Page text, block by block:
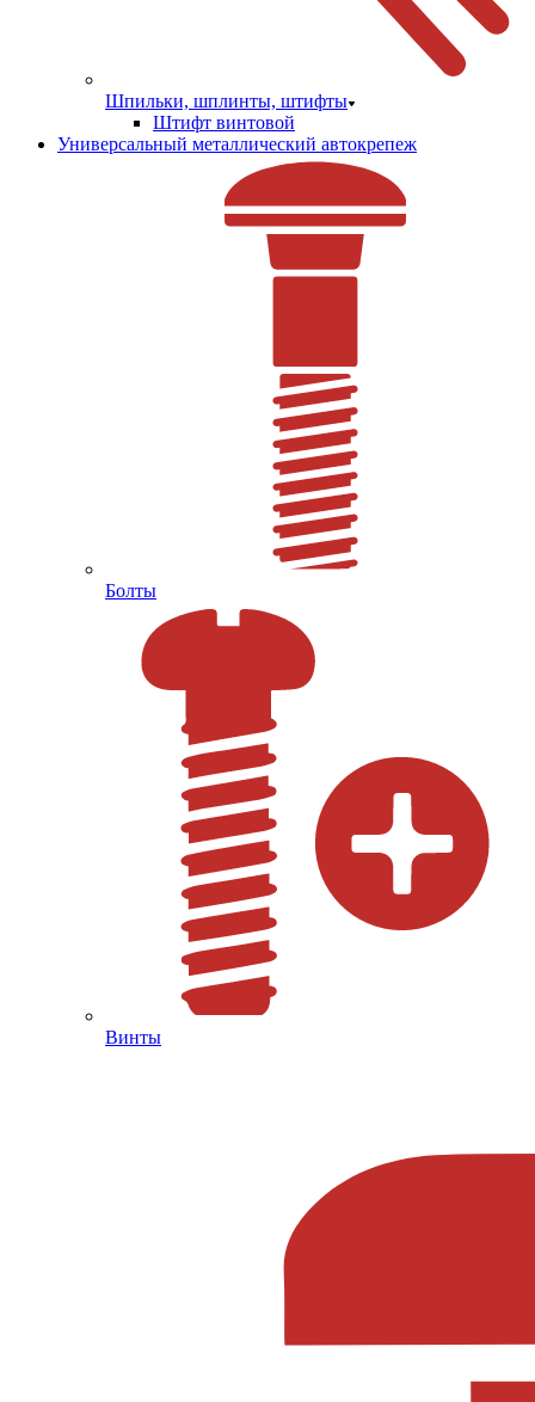
Шпильки, шплинты, штифты
Штифт винтовой
Универсальный металлический автокрепеж
Болты
Винты